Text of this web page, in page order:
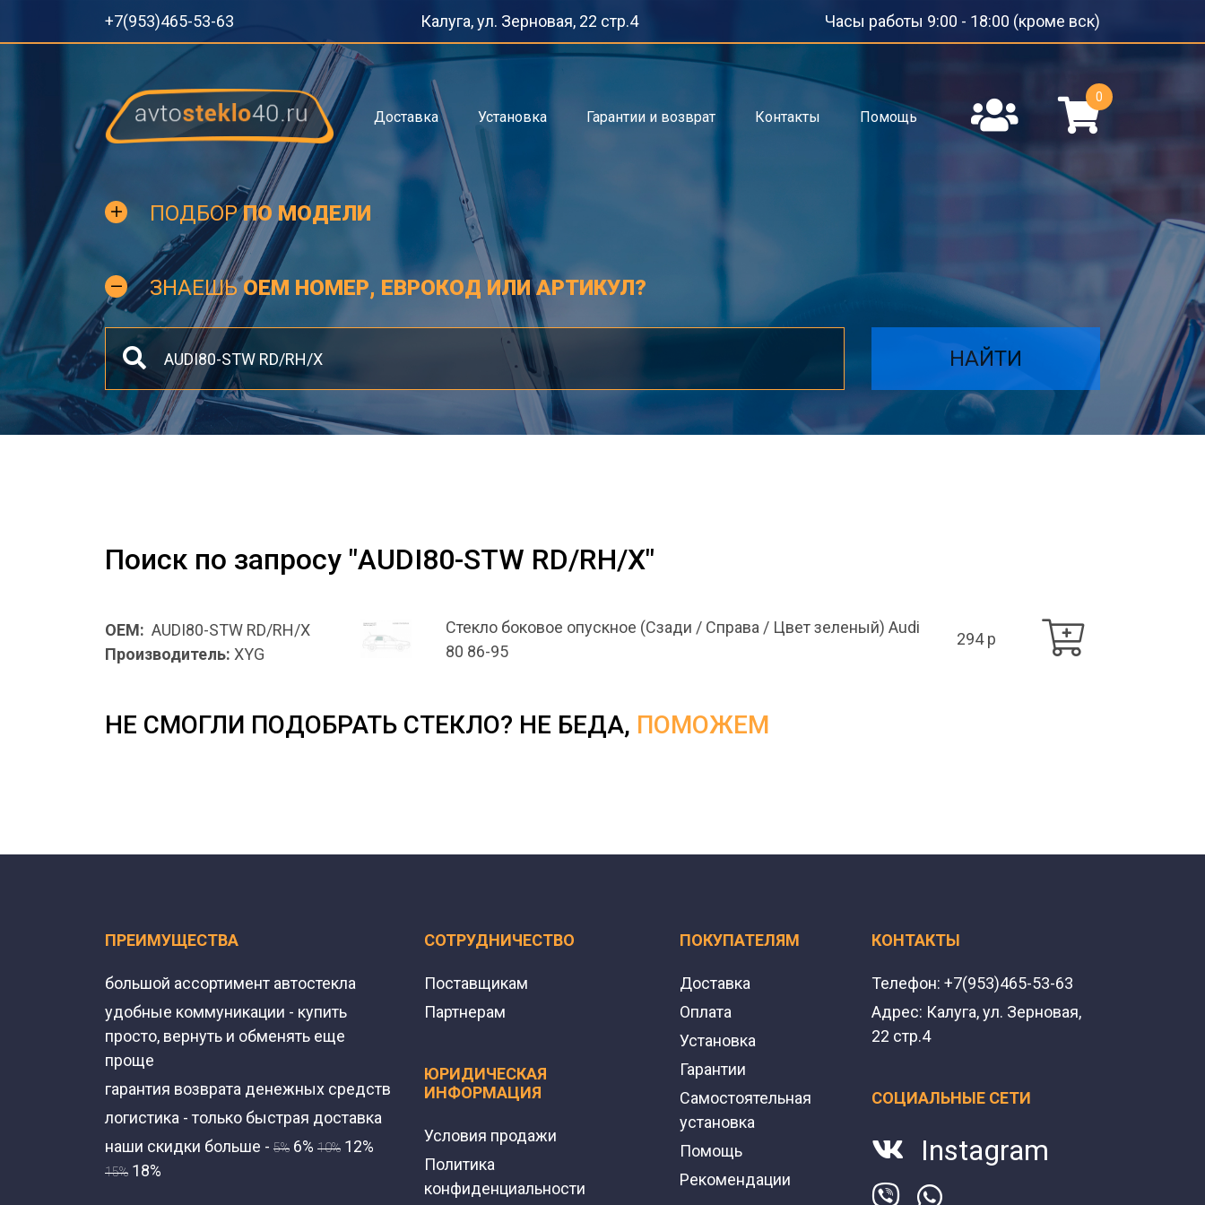
+7(953)465-53-63 Калуга, ул. Зерновая, 22 стр.4 Часы работы 9:00 - 18:00 (кроме вск)
Доставка Установка Гарантии и возврат Контакты Помощь
0
ПОДБОРПО МОДЕЛИ
ЗНАЕШЬOEM НОМЕР, ЕВРОКОД ИЛИ АРТИКУЛ?
НАЙТИ
Поиск по запросу "AUDI80-STW RD/RH/X"
OEM: AUDI80-STW RD/RH/X
Производитель: XYG
Стекло боковое опускное (Сзади / Справа / Цвет зеленый) Audi
80 86-95
294 p
НЕ СМОГЛИ ПОДОБРАТЬ СТЕКЛО? НЕ БЕДА, ПОМОЖЕМ
ПРЕИМУЩЕСТВА
большой ассортимент автостекла
удобные коммуникации - купить
просто, вернуть и обменять еще
проще
гарантия возврата денежных средств
логистика - только быстрая доставка
наши скидки больше - 5% 6% 10% 12%
15% 18%
СОТРУДНИЧЕСТВО
Поставщикам
Партнерам
ЮРИДИЧЕСКАЯ
ИНФОРМАЦИЯ
Условия продажи
Политика
конфиденциальности
ПОКУПАТЕЛЯМ
Доставка
Оплата
Установка
Гарантии
Самостоятельная
установка
Помощь
Рекомендации
КОНТАКТЫ
Телефон: +7(953)465-53-63
Адрес: Калуга, ул. Зерновая,
22 стр.4
СОЦИАЛЬНЫЕ СЕТИ
Instagram